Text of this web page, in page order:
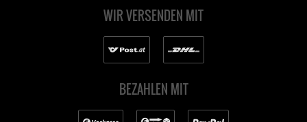
WIR VERSENDEN MIT
BEZAHLEN MIT